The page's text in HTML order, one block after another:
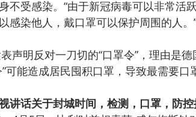
不受感染。“由于新冠病毒可以非常活
感染他人，戴口罩可以保护周围的人
声明反对一刀切的“口罩令”，理由是
可能造成居民囤积口罩，导致最需要口
讲话关于封城时间，检测，口罩，防